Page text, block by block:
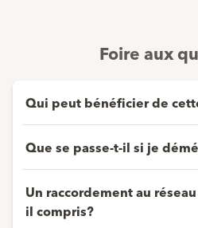
Foire aux
Qui peut bénéficier de
Que se passe­-t­-il si je
Un raccordement au
il compris?